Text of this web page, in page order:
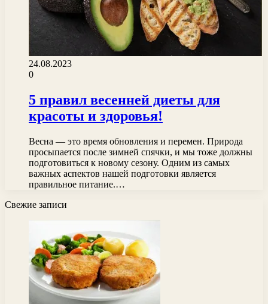
24.08.2023
0
5 правил весенней диеты для
красоты и здоровья!
Весна — это время обновления и перемен. Природа
просыпается после зимней спячки, и мы тоже должны
подготовиться к новому сезону. Одним из самых
важных аспектов нашей подготовки является
правильное питание.…
Свежие записи